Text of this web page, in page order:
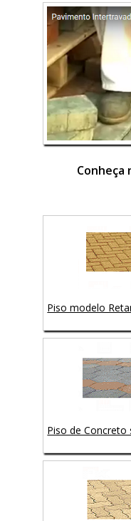
Conheça
Piso modelo
Piso de Concreto